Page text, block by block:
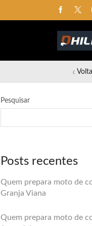
Pesquisar
Posts recentes
Quem prepara moto de
Granja Viana
Quem prepara moto de